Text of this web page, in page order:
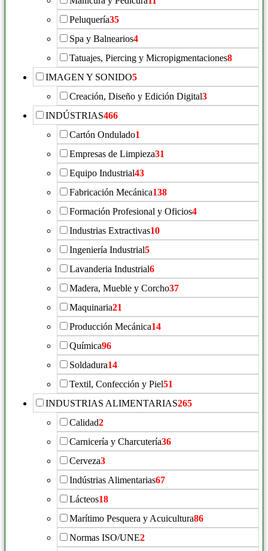
Peluquería35
Spa y Balnearios4
Tatuajes, Piercing y Micropigmentaciones8
IMAGEN Y SONIDO5
Creación, Diseño y Edición Digital3
INDÚSTRIAS466
Cartón Ondulado1
Empresas de Limpieza31
Equipo Industrial43
Fabricación Mecánica138
Formación Profesional y Oficios4
Industrias Extractivas10
Ingeniería Industrial5
Lavanderia Industrial6
Madera, Mueble y Corcho37
Maquinaria21
Producción Mecánica14
Química96
Soldadura14
Textil, Confección y Piel51
INDUSTRIAS ALIMENTARIAS265
Calidad2
Carnicería y Charcutería36
Cerveza3
Indústrias Alimentarias67
Lácteos18
Marítimo Pesquera y Acuicultura86
Normas ISO/UNE2